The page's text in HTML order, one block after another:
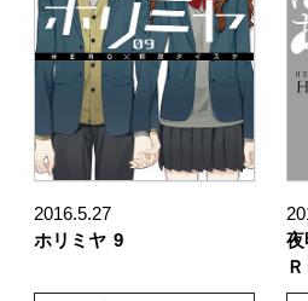
2016.5.27
ホリミヤ 9
夜